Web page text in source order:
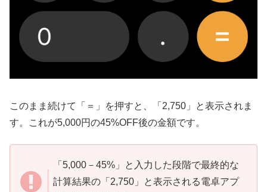
このまま続けて「＝」を押すと、「2,750」と表示されま
す。これが5,000円の45%OFF後の金額です。
「5,000－45%」と入力した段階で最終的な
計算結果の「2,750」と表示される電卓アプ